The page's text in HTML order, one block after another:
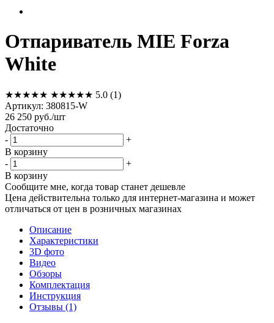
Отпариватель MIE Forza
White
★★★★★ ★★★★★ 5.0 (1)
Артикул: 380815-W
26 250 руб./шт
Достаточно
-
+
В корзину
-
+
В корзину
Сообщите мне, когда товар станет дешевле
Цена действительна только для интернет-магазина и может
отличаться от цен в розничных магазинах
Описание
Характеристики
3D фото
Видео
Обзоры
Комплектация
Инструкция
Отзывы (1)